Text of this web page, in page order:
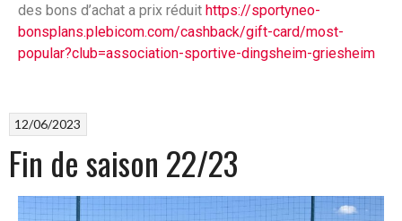
des bons d’achat a prix réduit https://sportyneo-
bonsplans.plebicom.com/cashback/gift-card/most-
popular?club=association-sportive-dingsheim-griesheim
12/06/2023
Fin de saison 22/23